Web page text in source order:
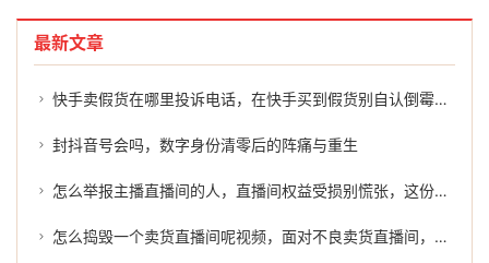
最新文章
快手卖假货在哪里投诉电话，在快手买到假货别自认倒霉！这份维权指南请收好
封抖音号会吗，数字身份清零后的阵痛与重生
怎么举报主播直播间的人，直播间权益受损别慌张，这份实用举报指南请收好
怎么捣毁一个卖货直播间呢视频，面对不良卖货直播间，我们如何依法维护健康网络环境？